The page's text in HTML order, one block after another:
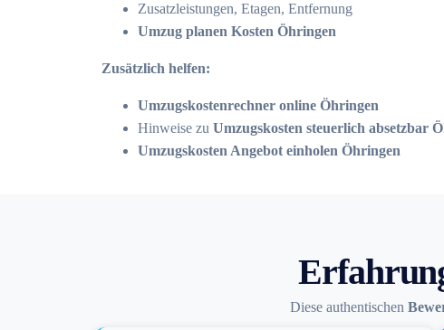
Zusatzleistungen, Etagen, Entfernung
Umzug planen Kosten Öhringen
Zusätzlich helfen:
Umzugskostenrechner online Öhringen
Hinweise zu Umzugskosten steuerlich absetzbar
Umzugskosten Angebot einholen Öhringen
Diese authentischen